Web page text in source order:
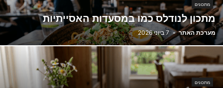
מתכונים
מתכון לנודלס כמו במסעדות האסייתיות
מערכת האתר - 7 ביוני 2026
מתכונים